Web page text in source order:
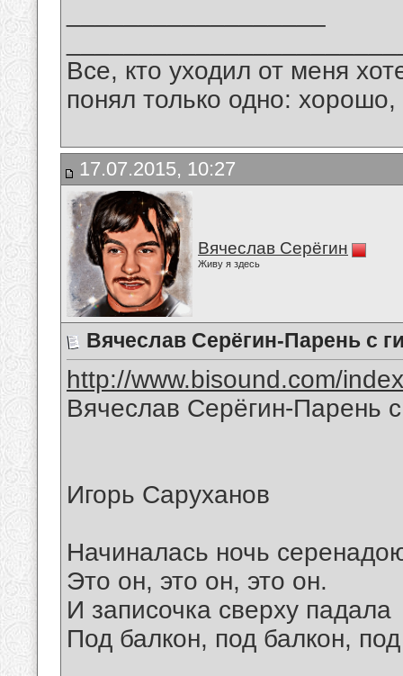
Все, кто уходил от меня
понял только одно:
17.07.2015, 10:27
Вячеслав Серёгин
Живу я здесь
Вячеслав Серёгин-Парень с
http://www.bisound.com/
Вячеслав Серёгин-Парень
Игорь Саруханов
Начиналась ночь
Это он, это он, это он.
И записочка сверху падала
Под балкон, под балкон,